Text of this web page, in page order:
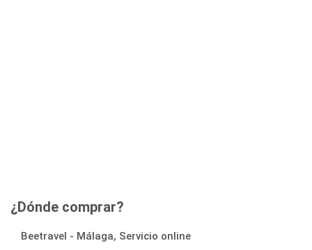
¿Dónde comprar?
Beetravel - Málaga, Servicio online